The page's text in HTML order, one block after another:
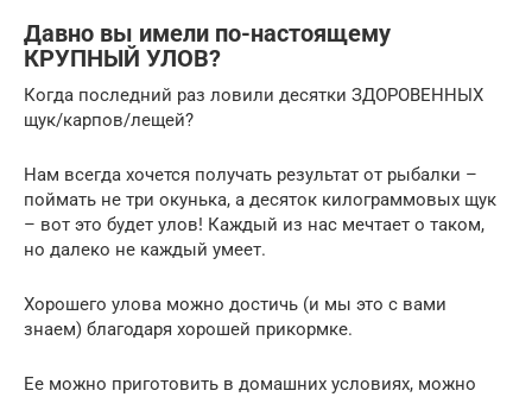
Давно вы имели по-настоящему
КРУПНЫЙ УЛОВ?
Когда последний раз ловили десятки ЗДОРОВЕННЫХ
щук/карпов/лещей?
Нам всегда хочется получать результат от рыбалки –
поймать не три окунька, а десяток килограммовых щук
– вот это будет улов! Каждый из нас мечтает о таком,
но далеко не каждый умеет.
Хорошего улова можно достичь (и мы это с вами
знаем) благодаря хорошей прикормке.
Ее можно приготовить в домашних условиях, можно